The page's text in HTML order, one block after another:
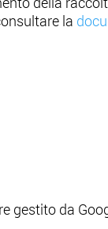
la
gestito da